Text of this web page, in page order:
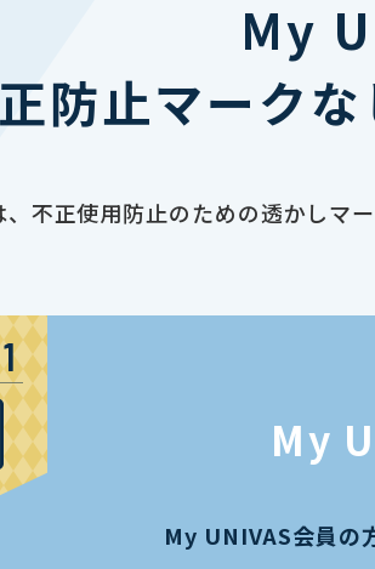
My
防止マーク
不正使用防止のための透かしマ
My
My UNIVAS会員の